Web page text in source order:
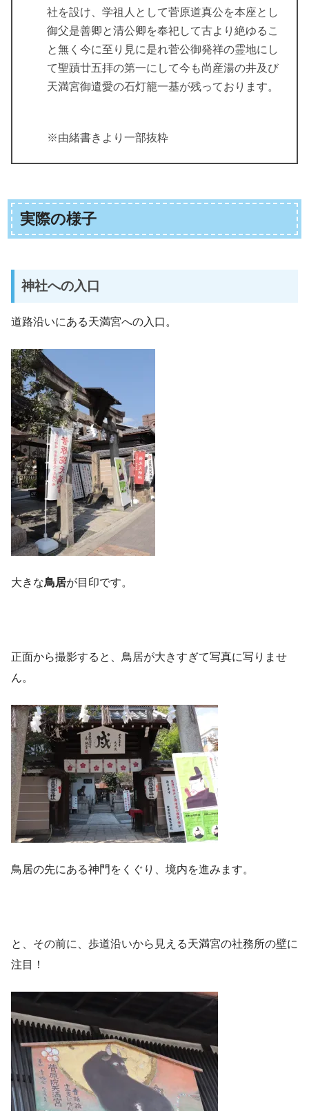
社を設け、学祖人として菅原道真公を本座とし
御父是善卿と清公卿を奉祀して古より絶ゆるこ
と無く今に至り見に是れ菅公御発祥の霊地にし
て聖蹟廿五拝の第一にして今も尚産湯の井及び
天満宮御遣愛の石灯籠一基が残っております。
※由緒書きより一部抜粋
実際の様子
神社への入口
道路沿いにある天満宮への入口。
大きな鳥居が目印です。
正面から撮影すると、鳥居が大きすぎて写真に写りませ
ん。
鳥居の先にある神門をくぐり、境内を進みます。
と、その前に、歩道沿いから見える天満宮の社務所の壁に
注目！